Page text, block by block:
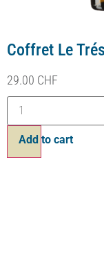
Baccarat Hugo
2.90CHF
Ajouter au panier